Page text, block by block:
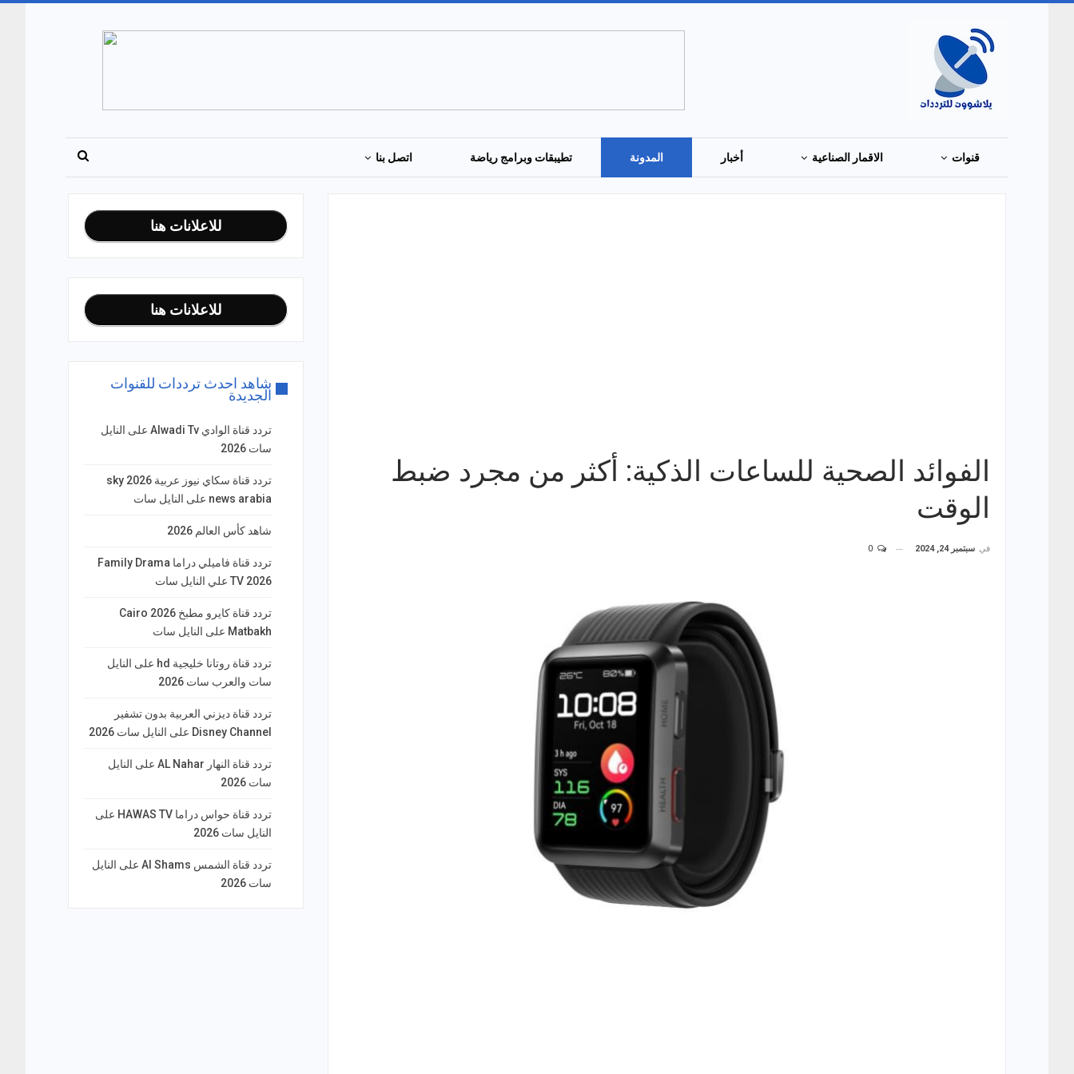
قنوات الاقمار الصناعية أخبار المدونة تطيبقات وبرامج رياضة اتصل بنا
الفوائد الصحية للساعات الذكية: أكثر من مجرد ضبط
الوقت
في سبتمبر 24, 2024
للاعلانات هنا
للاعلانات هنا
شاهد احدث ترددات للقنوات
الجديدة
تردد قناة الوادي Alwadi Tv على النايل
سات 2026
تردد قناة سكاي نيوز عربية 2026 sky
news arabia على النايل سات
شاهد كأس العالم 2026
تردد قناة فاميلي دراما Family Drama
TV 2026 علي النايل سات
تردد قناة كايرو مطبخ 2026 Cairo
Matbakh على النايل سات
تردد قناة روتانا خليجية hd على النايل
سات والعرب سات 2026
تردد قناة ديزني العربية بدون تشفير
Disney Channel على النايل سات 2026
تردد قناة النهار AL Nahar على النايل
سات 2026
تردد قناة حواس دراما HAWAS TV على
النايل سات 2026
تردد قناة الشمس Al Shams على النايل
سات 2026